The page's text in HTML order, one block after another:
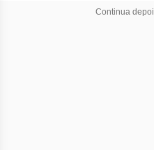
Continua